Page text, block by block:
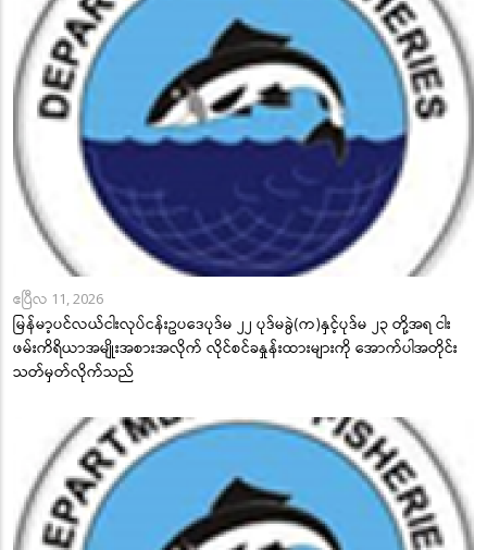
ဧပြီလ 11, 2026
မြန်မာ့ပင်လယ်ငါးလုပ်ငန်းဥပဒေပုဒ်မ ၂၂ ပုဒ်မခွဲ(က)နှင့်ပုဒ်မ ၂၃ တို့အရ ငါး
ဖမ်းကိရိယာအမျိုးအစားအလိုက် လိုင်စင်ခနှုန်းထားများကို အောက်ပါအတိုင်း
သတ်မှတ်လိုက်သည်